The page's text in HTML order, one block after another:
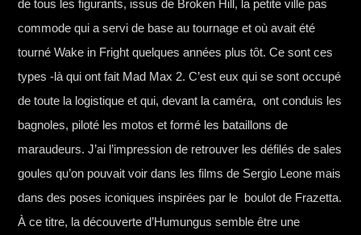
de tous les figurants, issus de Broken Hill, la petite ville pas
commode qui a servi de base au tournage et où avait été
tourné Wake in Fright quelques années plus tôt. Ce sont ces
types -là qui ont fait Mad Max 2. C’est eux qui se sont occupé
de toute la logistique et qui, devant la caméra, ont conduis les
bagnoles, piloté les motos et formé les bataillons de
maraudeurs. J’ai l’impression de retrouver les défilés de sales
goules qu’on pouvait voir dans les films de Sergio Leone mais
dans des poses iconiques inspirées par le boulot de Frazetta.
À ce titre, la découverte d’Humungus semble être une